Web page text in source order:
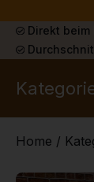
Direkt beim
Home /